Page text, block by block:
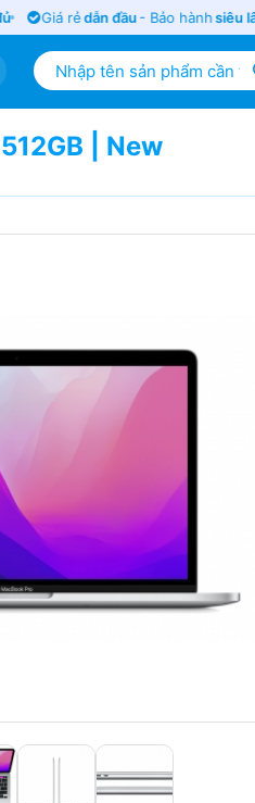
Giá rẻ dẫn đầu- Bảo hànhsiêu lâu
| New